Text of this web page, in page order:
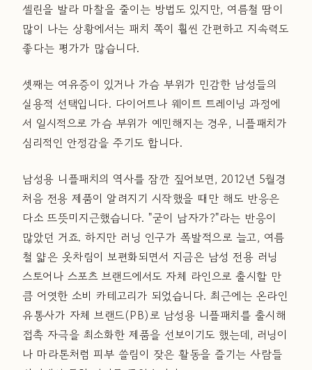
셀린을 발라 마찰을 줄이는 방법도 있지만, 여름철 땀이
많이 나는 상황에서는 패치 쪽이 훨씬 간편하고 지속력도
좋다는 평가가 많습니다.
셋째는 여유증이 있거나 가슴 부위가 민감한 남성들의
실용적 선택입니다. 다이어트나 웨이트 트레이닝 과정에
서 일시적으로 가슴 부위가 예민해지는 경우, 니플패치가
심리적인 안정감을 주기도 합니다.
남성용 니플패치의 역사를 잠깐 짚어보면, 2012년 5월경
처음 전용 제품이 알려지기 시작했을 때만 해도 반응은
다소 뜨뜻미지근했습니다. "굳이 남자가?"라는 반응이
많았던 거죠. 하지만 러닝 인구가 폭발적으로 늘고, 여름
철 얇은 옷차림이 보편화되면서 지금은 남성 전용 러닝
스토어나 스포츠 브랜드에서도 자체 라인으로 출시할 만
큼 어엿한 소비 카테고리가 되었습니다. 최근에는 온라인
유통사가 자체 브랜드(PB)로 남성용 니플패치를 출시해
접촉 자극을 최소화한 제품을 선보이기도 했는데, 러닝이
나 마라톤처럼 피부 쓸림이 잦은 활동을 즐기는 사람들